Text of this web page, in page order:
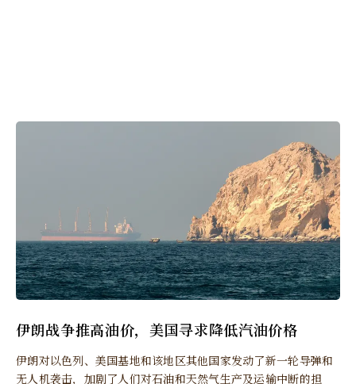
伊朗战争推高油价，美国寻求降低汽油价格
伊朗对以色列、美国基地和该地区其他国家发动了新一轮导弹和
无人机袭击，加剧了人们对石油和天然气生产及运输中断的担